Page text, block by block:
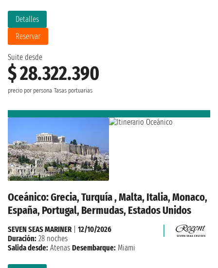
Suite desde
$ 28.322.390
precio por persona Tasas portuarias
Detalles
Reservar
Oceánico: Grecia, Turquía , Malta, Italia, Monaco,
España, Portugal, Bermudas, Estados Unidos
SEVEN SEAS MARINER
12/10/2026
Duración: 28 noches
Salida desde: Atenas Desembarque: Miami